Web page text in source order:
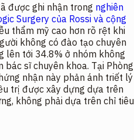
được ghi nhận trong nghiên
Surgery của Rossi và cộng
thẩm mỹ cao hơn rõ rệt khi
không có đào tạo chuyên
lên tới 34.8% ở nhóm không
bác sĩ chuyên khoa. Tại Phòng
nhận này phản ánh triết lý
trị được xây dựng dựa trên
không phải dựa trên chỉ tiêu